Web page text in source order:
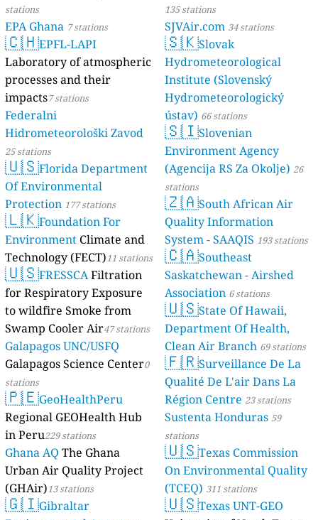
stations
EPA Ghana 7 stations
🇨🇭EPFL-LAPI
Laboratory of atmospheric
processes and their
impacts7 stations
Federalni
Hidrometeorološki Zavod
25 stations
🇺🇸Florida Department
Of Environmental
Protection 177 stations
🇱🇰Foundation For
Environment Climate and
Technology (FECT)11 stations
🇺🇸FRESSCAFiltration
for Respiratory Exposure
to wildfire Smoke from
Swamp Cooler Air47 stations
Galapagos UNC/USFQ
Galapagos Science Center0
stations
🇵🇪GeoHealthPeru
Regional GEOHealth Hub
in Peru229 stations
Ghana AQ The Ghana
Urban Air Quality Project
(GHAir)13 stations
🇬🇮Gibraltar
135 stations
SJVAir.com 34 stations
🇸🇰Slovak
Hydrometeorological
Institute (Slovenský
Hydrometeorologický
ústav) 66 stations
🇸🇮Slovenian
Environment Agency
(Agencija RS Za Okolje) 26
stations
🇿🇦South African Air
Quality Information
System - SAAQIS 193 stations
🇨🇦Southeast
Saskatchewan - Airshed
Association 6 stations
🇺🇸State Of Hawaii,
Department Of Health,
Clean Air Branch 69 stations
🇫🇷Surveillance De La
Qualité De L'air Dans La
Région Centre 23 stations
Sustenta Honduras 59
stations
🇺🇸Texas Commission
On Environmental Quality
(TCEQ) 311 stations
🇺🇸Texas UNT-GEO